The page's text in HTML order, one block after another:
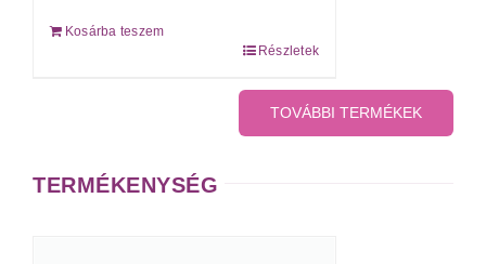
Kosárba teszem
Részletek
TOVÁBBI TERMÉKEK
TERMÉKENYSÉG